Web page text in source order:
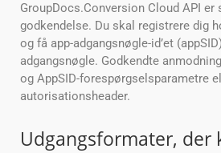
GroupDocs.Conversion Cloud API
godkendelse. Du skal registrere dig
og få app-adgangsnøgle-id’et
adgangsnøgle. Godkendte
og AppSID-forespørgselsparametre
autorisationsheader.
Udgangsformater, der